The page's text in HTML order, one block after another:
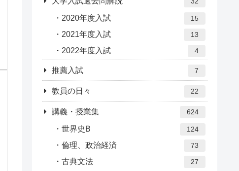
2020年度入試 15
2021年度入試 13
2022年度入試 4
推薦入試 7
教員の日々 22
講義・授業集 624
世界史B 124
倫理、政治経済 73
古典文法 27